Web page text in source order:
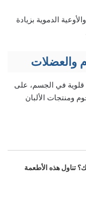
الدموية بزيادة
والعضلات
قلوية في الجسم، على
ومنتجات الألبان
تناول هذه الأطعمة